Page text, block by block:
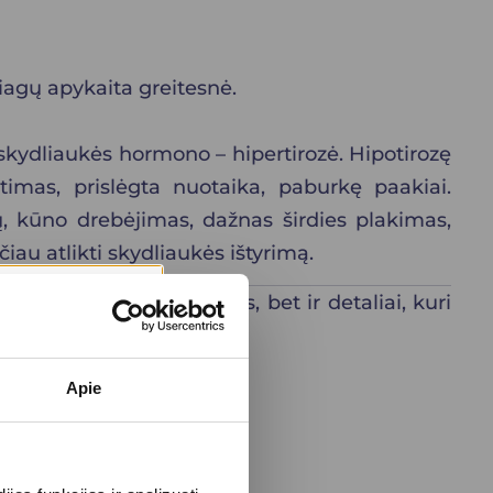
Apie
apykaita greitesnė.
hormono – hipertirozė. Hipotirozę
prislėgta nuotaika, paburkę paakiai.
drebėjimas, dažnas širdies plakimas,
atlikti skydliaukės ištyrimą.
pagrindinius hormonus, bet ir detaliai, kuri